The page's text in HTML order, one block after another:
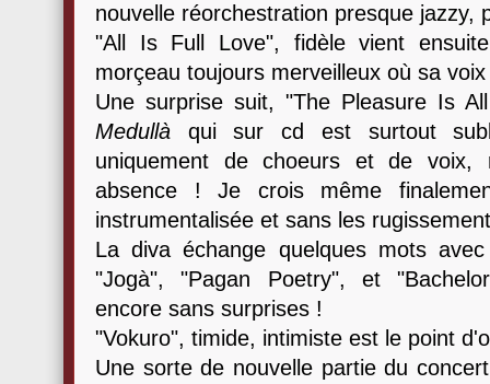
nouvelle réorchestration presque jazzy,
"All Is Full Love", fidèle vient
morçeau toujours merveilleux où sa
Une surprise suit, "The Pleasure Is
Medullà qui sur cd est surtout
uniquement de choeurs et de voix,
absence ! Je crois même
instrumentalisée et sans les
La diva échange quelques mots
"Jogà", "Pagan Poetry", et
encore sans surprises !
"Vokuro", timide, intimiste est le point
Une sorte de nouvelle partie du